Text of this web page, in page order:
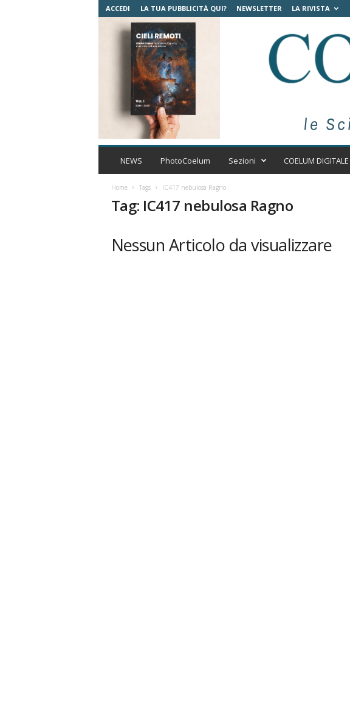
ACCEDI LA TUA PUBBLICITÀ QUI? NEWSLETTER LA RIVISTA
C
m
t
NEWS PhotoCoelum Sezioni COELUM DIGITALE
Home Tags IC417 nebulosa Ragno
Tag: IC417 nebulosa Ragno
Nessun Articolo da visualizzare